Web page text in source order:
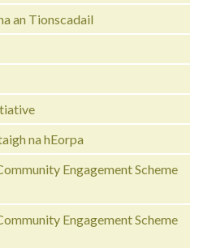
an Tionscadail
na hEorpa
Engagement Scheme
Engagement Scheme